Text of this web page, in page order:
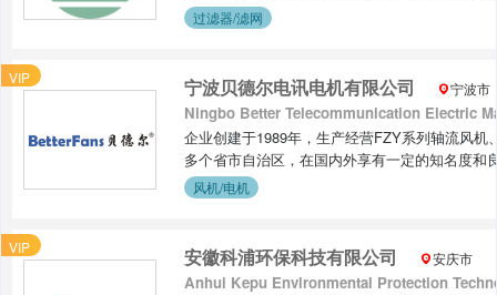
体系，并致力于各类3D面料以及家纺成品的开
到来！
过滤器/滤网
VIP 宁波贝德尔电讯电机有限公司 宁波市
Ningbo Better Telecommunication Electric
企业创建于1989年，生产经营FZY系列轴流风
多个省市自治区，在国内外享有一定的知名度
体系认证。
风机/电机
VIP 安徽科浦环保科技有限公司 安庆市
Anhui Kepu Environmental Protection